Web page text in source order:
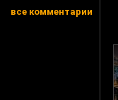
все комментарии